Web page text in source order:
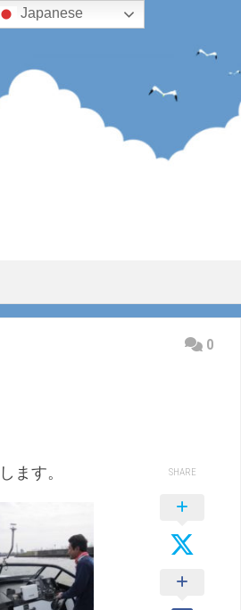
0
ます。 SHARE
Japanese